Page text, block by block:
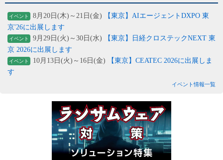
イベント 8月20日(木)～21日(金)
【東京】AIエージェントDXPO 東
京'26に出展します
イベント 9月29日(火)～30日(水)
【東京】日経クロステックNEXT 東
京 2026に出展します
イベント 10月13日(火)～16日(金)
【東京】CEATEC 2026に出展しま
す
イベント情報一覧